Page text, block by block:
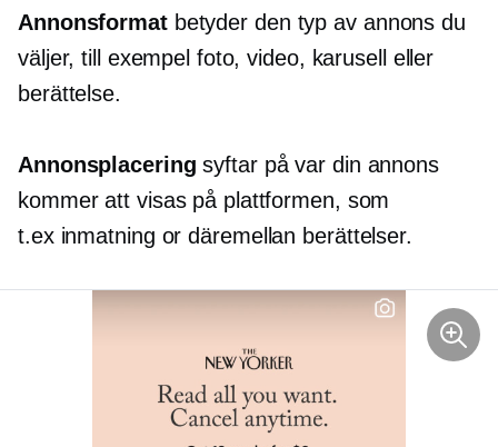
Annonsformatbetyder den typ av annons du
väljer, till exempel foto, video, karusell eller
berättelse.
Annonsplacering syftar på var din annons
kommer att visas på plattformen, som
t.ex inmatning ordäremellan berättelser.